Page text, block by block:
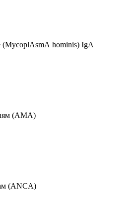
(MycoplАsmА hominis) IgА
(АМА)
(АNCА)